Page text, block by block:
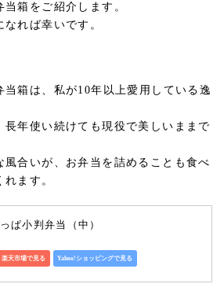
箱をご紹介します。
れば幸いです。
当箱は、私が10年以上愛用している逸
長年使い続けても現役で美しいままで
風合いが、お弁当を詰めることも食べ
ます。
ぱ小判弁当（中）
楽天市場で見る Yahoo!ショッピングで見る